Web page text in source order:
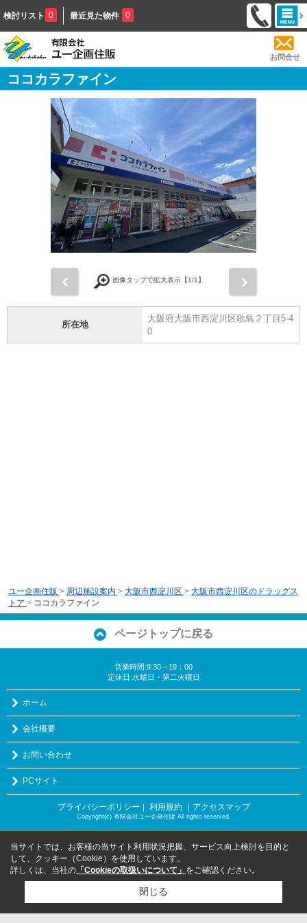
検討リスト 0 最近見た物件 0
お問合せ
ココカラファイン
画像タップで拡大表示【1/1】
所在地
大阪府大阪市西淀川区歌島２丁目5-4
0
ユー企画住販 > 周辺施設案内 > 大阪市西淀川区 > 大阪市西淀川区のドラッグス
トア > ココカラファイン
ページトップに戻る
営業時間:9:30～19：00
定休日:水曜日・第二火曜日
ホーム
会社概要
お問い合わせ
PCサイト
プライバシーポリシー ｜ 利用規約 ｜アクセスマップ
Copyright(c) 有限会社ユー企画住販 All rights reserved.
当サイトでは、お客様の当サイト利用状況把握、サービス向上検討を目的と
して、クッキー（Cookie）を使用しています。
詳しくは、当社の 「Cookieの取扱いについて」 をご確認ください。
閉じる